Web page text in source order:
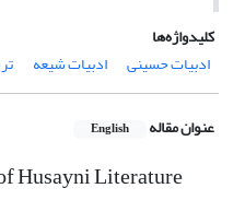
کلیدواژه‌ها
ادبیات حسینی
ادبیات شیعه
عنوان مقاله English
Husayni Literature